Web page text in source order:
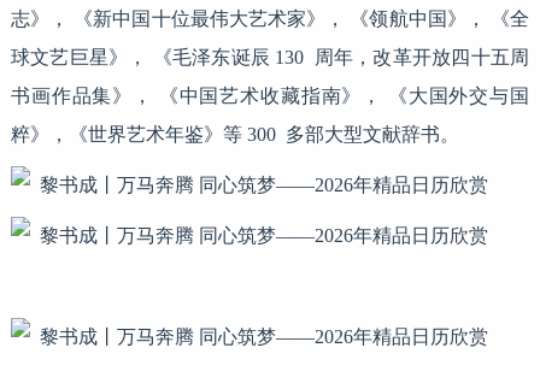
志》， 《新中国十位最伟大艺术家》， 《领航中国》， 《全
球文艺巨星》， 《毛泽东诞辰 130 周年，改革开放四十五周
书画作品集》， 《中国艺术收藏指南》， 《大国外交与国
粹》，《世界艺术年鉴》等 300 多部大型文献辞书。